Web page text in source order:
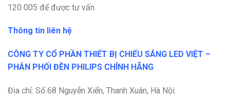
120 005 để được tư vấn.
Thông tin liên hệ
CÔNG TY CỔ PHẦN THIẾT BỊ CHIẾU SÁNG LED VIỆT –
PHÂN PHỐI ĐÈN PHILIPS CHÍNH HÃNG
Địa chỉ: Số 68 Nguyễn Xiển, Thanh Xuân, Hà Nội.